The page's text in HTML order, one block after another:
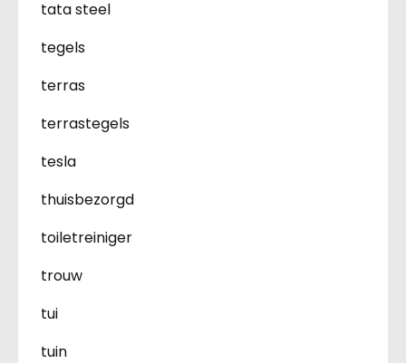
tata steel
tegels
terras
terrastegels
tesla
thuisbezorgd
toiletreiniger
trouw
tui
tuin